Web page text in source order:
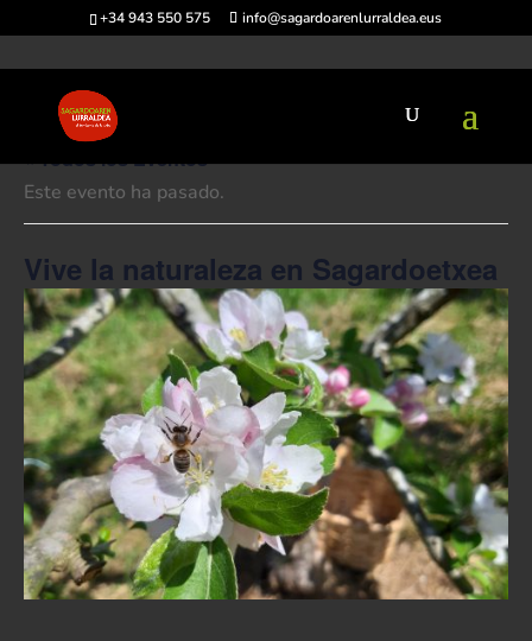
+34 943 550 575 info@sagardoarenlurraldea.eus
« Todos los Eventos
Este evento ha pasado.
Vive la naturaleza en Sagardoetxea